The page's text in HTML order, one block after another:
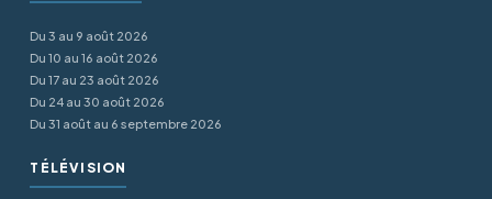
Du 3 au 9 août 2026
Du 10 au 16 août 2026
Du 17 au 23 août 2026
Du 24 au 30 août 2026
Du 31 août au 6 septembre 2026
TÉLÉVISION